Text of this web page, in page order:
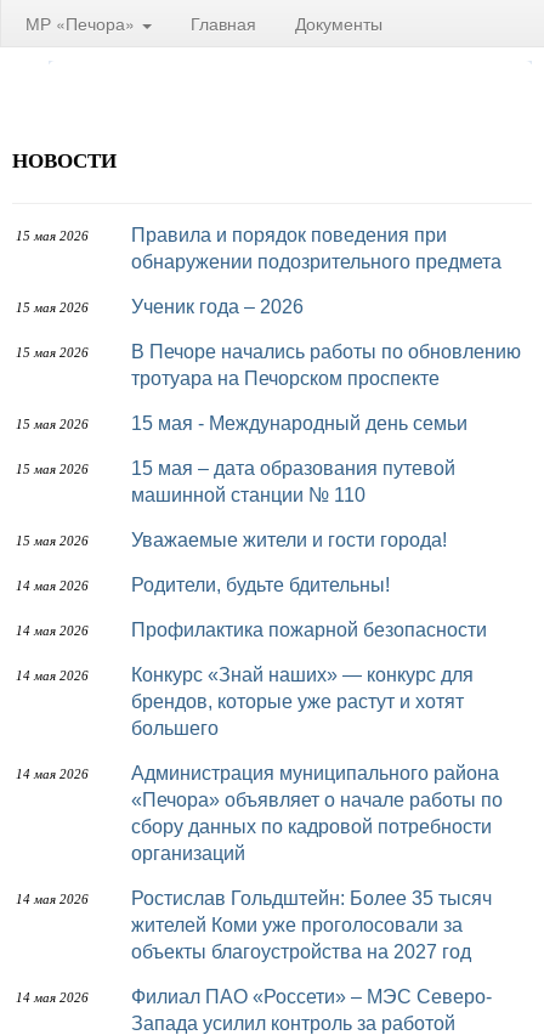
МР «Печора» Главная Документы
НОВОСТИ
15 мая 2026
Правила и порядок поведения при
обнаружении подозрительного предмета
15 мая 2026 Ученик года – 2026
15 мая 2026
В Печоре начались работы по обновлению
тротуара на Печорском проспекте
15 мая 2026 15 мая - Международный день семьи
15 мая 2026
15 мая – дата образования путевой
машинной станции № 110
15 мая 2026 Уважаемые жители и гости города!
14 мая 2026 Родители, будьте бдительны!
14 мая 2026 Профилактика пожарной безопасности
14 мая 2026
Конкурс «Знай наших» — конкурс для
брендов, которые уже растут и хотят
большего
14 мая 2026
Администрация муниципального района
«Печора» объявляет о начале работы по
сбору данных по кадровой потребности
организаций
14 мая 2026
Ростислав Гольдштейн: Более 35 тысяч
жителей Коми уже проголосовали за
объекты благоустройства на 2027 год
14 мая 2026
Филиал ПАО «Россети» – МЭС Северо-
Запада усилил контроль за работой